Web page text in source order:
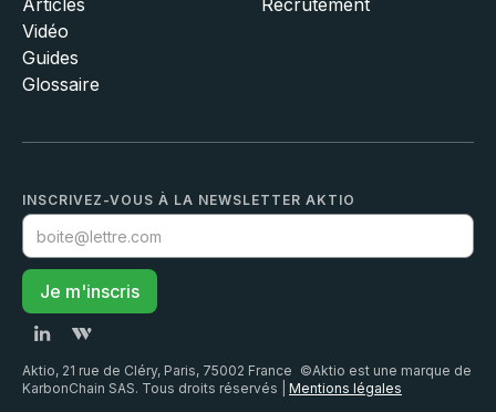
Articles
Vidéo
Guides
Glossaire
Recrutement
INSCRIVEZ-VOUS À LA NEWSLETTER AKTIO
Aktio, 21 rue de Cléry, Paris, 75002 France ©Aktio est une marque de
KarbonChain SAS. Tous droits réservés | Mentions légales